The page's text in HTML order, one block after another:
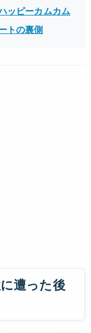
ッピーカムカム
トの裏側
遭った後